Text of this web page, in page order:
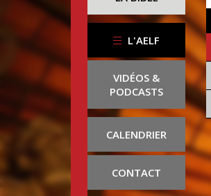
L'AELF
VIDÉOS &
PODCASTS
CALENDRIER
CONTACT